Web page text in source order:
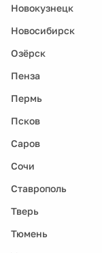
Новокузнецк
Новосибирск
Озёрск
Пенза
Пермь
Псков
Саров
Сочи
Ставрополь
Тверь
Тюмень